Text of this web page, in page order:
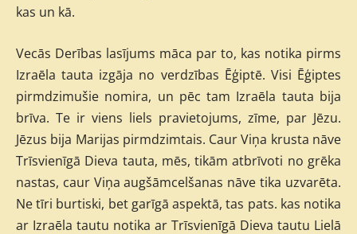
kas un kā.
Vecās Derības lasījums māca par to, kas notika pirms
Izraēla tauta izgāja no verdzības Ēģiptē. Visi Ēģiptes
pirmdzimušie nomira, un pēc tam Izraēla tauta bija
brīva. Te ir viens liels pravietojums, zīme, par Jēzu.
Jēzus bija Marijas pirmdzimtais. Caur Viņa krusta nāve
Trīsvienīgā Dieva tauta, mēs, tikām atbrīvoti no grēka
nastas, caur Viņa augšāmcelšanas nāve tika uzvarēta.
Ne tīri burtiski, bet garīgā aspektā, tas pats. kas notika
ar Izraēla tautu notika ar Trīsvienīgā Dieva tautu Lielā